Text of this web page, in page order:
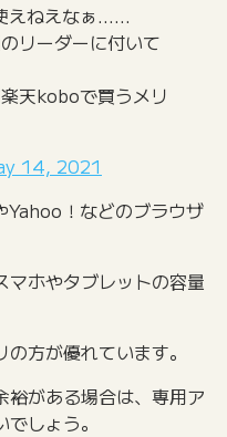
えねえなぁ……
リーダーに付いて
天koboで買うメリ
14, 2021
！などのブラウザ
マホやタブレットの容量
方が優れています。
裕がある場合は、専用ア
しょう。